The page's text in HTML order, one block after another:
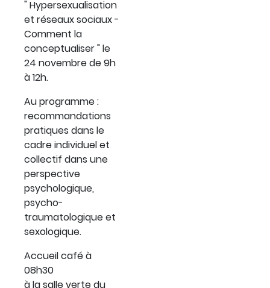
" Hypersexualisation
et réseaux sociaux -
Comment la
conceptualiser " le
24 novembre de 9h
à 12h.
Au programme :
recommandations
pratiques dans le
cadre individuel et
collectif dans une
perspective
psychologique,
psycho-
traumatologique et
sexologique.
Accueil café à
08h30
à la salle verte du